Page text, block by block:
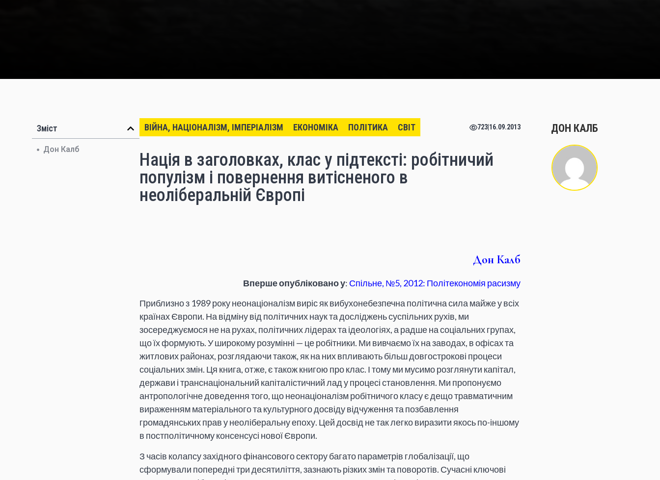
Зміст
Дон Калб
ВІЙНА, НАЦІОНАЛІЗМ, ІМПЕРІАЛІЗМ ЕКОНОМІКА ПОЛІТИКА СВІТ 723 16.09.2013
Нація в заголовках, клас у підтексті: робітничий
популізм і повернення витісненого в
неоліберальній Європі
Дон Калб
Вперше опубліковано у: Спільне, №5, 2012: Політекономія расизму
Приблизно з 1989 року неонаціоналізм виріс як вибухонебезпечна політична сила майже у всіх
країнах Європи. На відміну від політичних наук та досліджень суспільних рухів, ми
зосереджуємося не на рухах, політичних лідерах та ідеологіях, а радше на соціальних групах,
що їх формують. У широкому розумінні — це робітники. Ми вивчаємо їх на заводах, в офісах та
житлових районах, розглядаючи також, як на них впливають більш довгострокові процеси
соціальних змін. Ця книга, отже, є також книгою про клас. І тому ми мусимо розглянути капітал,
держави і транснаціональний капіталістичний лад у процесі становлення. Ми пропонуємо
антропологічне доведення того, що неонаціоналізм робітничого класу є дещо травматичним
вираженням матеріального та культурного досвіду відчуження та позбавлення
громадянських прав у неоліберальну епоху. Цей досвід не так легко виразити якось по-іншому
в постполітичному консенсусі нової Європи.
З часів колапсу західного фінансового сектору багато параметрів глобалізації, що
сформували попередні три десятиліття, зазнають різких змін та поворотів. Сучасні ключові
ДОН КАЛБ